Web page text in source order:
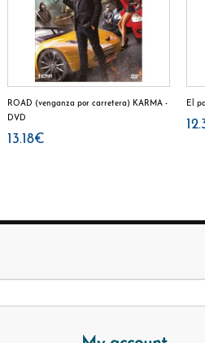
ROAD (venganza por carretera) KARMA -
DVD
13.18€
El